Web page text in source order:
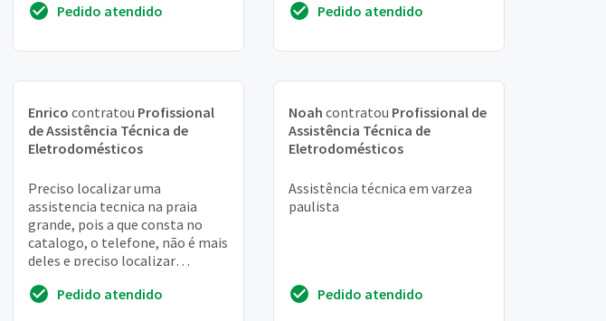
Pedido atendido
Pedido atendido
Enrico contratou Profissional
de Assistência Técnica de
Eletrodomésticos
Preciso localizar uma
assistencia tecnica na praia
grande, pois a que consta no
catalogo, o telefone, não é mais
deles e preciso localizar
mandei mensagem para a f...
Pedido atendido
Noah contratou Profissional de
Assistência Técnica de
Eletrodomésticos
Assistência técnica em varzea
paulista
Pedido atendido